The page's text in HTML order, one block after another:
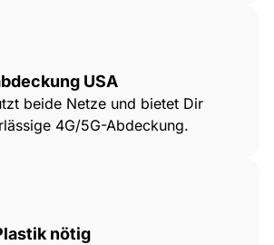
USA
beide Netze und bietet Dir
4G/5G-Abdeckung.
nötig